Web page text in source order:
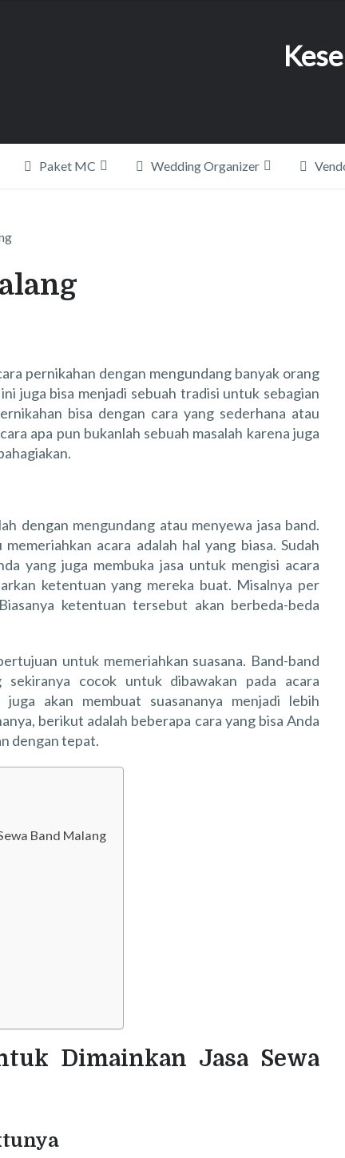
Paket MC Wedding Organizer
pernikahan dengan mengundang banyak orang
juga bisa menjadi sebuah tradisi untuk sebagian
bisa dengan cara yang sederhana atau
apa pun bukanlah sebuah masalah karena juga
dengan mengundang atau menyewa jasa band.
acara adalah hal yang biasa. Sudah
yang juga membuka jasa untuk mengisi acara
ketentuan yang mereka buat. Misalnya per
ketentuan tersebut akan berbeda-beda
untuk memeriahkan suasana. Band-band
cocok untuk dibawakan pada acara
akan membuat suasananya menjadi lebih
berikut adalah beberapa cara yang bisa Anda
dengan tepat.
Band Malang
Dimainkan Jasa Sewa